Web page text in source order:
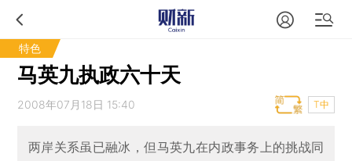
特色
马英九执政六十天
2008年07月18日 15:40 T中
两岸关系虽已融冰，但马英九在内政事务上的挑战同